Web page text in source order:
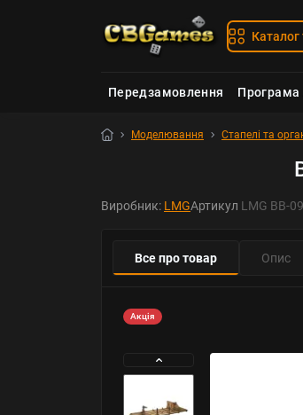
Каталог
Передзамовлення Програма
Моделювання Стапелі та
Виробник: LMGАртикул LMG BB-09
Все про товар Опис
Акція